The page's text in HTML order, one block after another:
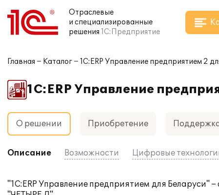
Отраслевые
и специализированные
решения 1С:Предприятие
Главная Каталог 1С:ERP Управление предприятием 2
1С:ERP Управление
О решении Приобретение
Описание Возможности Цифровые
"1С:ERP Управление предприятием для Беларуси"